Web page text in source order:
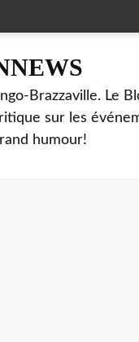
Brazzaville. Le
sur les
humour!